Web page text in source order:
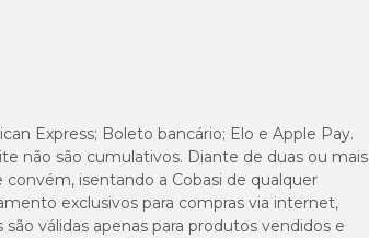
Express; Boleto bancário; Elo e Apple Pay.
não são cumulativos. Diante de duas ou mais
isentando a Cobasi de qualquer
exclusivos para compras via internet,
válidas apenas para produtos vendidos e